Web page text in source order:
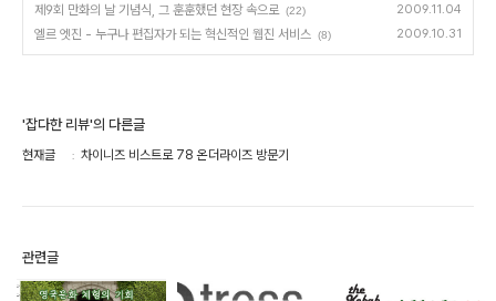
제9회 만화의 날 기념식, 그 훈훈했던 현장 속으로 (22) 2009.11.04
엘르 엣진 - 누구나 편집자가 되는 혁신적인 웹진 서비스 (8) 2009.10.31
'잡다한 리뷰'의 다른글
현재글 차이니즈 비스트로 78 온더라이즈 방문기
관련글